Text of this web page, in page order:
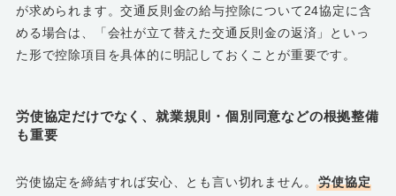
が求められます。交通反則金の給与控除について24協定に含
める場合は、「会社が立て替えた交通反則金の返済」といっ
た形で控除項目を具体的に明記しておくことが重要です。
労使協定だけでなく、就業規則・個別同意などの根拠整備
も重要
労使協定を締結すれば安心、とも言い切れません。労使協定